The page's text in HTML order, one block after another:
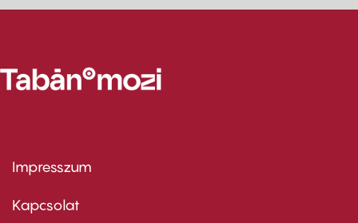
Footer
first
Impresszum
Kapcsolat